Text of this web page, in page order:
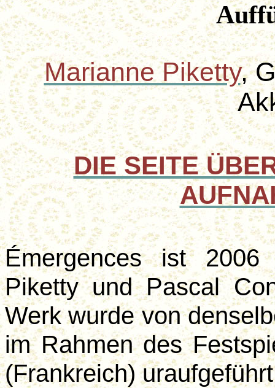
Marianne Piketty,
DIE SEITE
Émergences ist
Piketty und Pascal
Werk wurde von
im Rahmen des
(Frankreich)